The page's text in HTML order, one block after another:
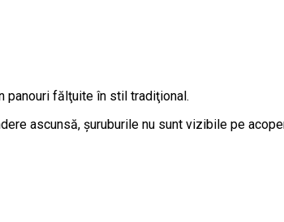
panouri fălţuite în stil tradiţional.
ascunsă, șuruburile nu sunt vizibile pe